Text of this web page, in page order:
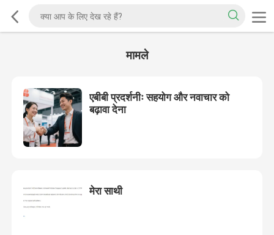
मामले
एबीबी प्रदर्शनीः सहयोग और नवाचार को
बढ़ावा देना
मेरा साथी